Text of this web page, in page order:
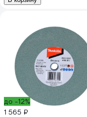
до -12%
1 565 ₽